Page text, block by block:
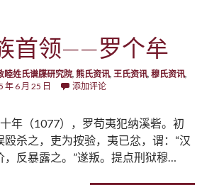
首领——罗个牟
睦姓氏谱牒研究院, 熊氏资讯, 王氏资讯, 穆氏资讯,
年 6 月 25 日 添加评论
年（1077），罗苟夷犯纳溪砦。初
杀之，吏为按验，夷已忿，谓：“汉
，反暴露之。”遂叛。提点刑狱穆…